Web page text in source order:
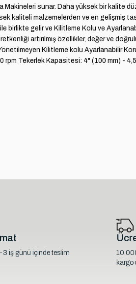
Makineleri sunar. Daha yüksek bir kalite
kaliteli malzemelerden ve en gelişmiş
birlikte gelir ve Kilitleme Kolu ve
artırılmış özellikler, değer ve
Kilitleme kolu Ayarlanabilir
rpm Tekerlek Kapasitesi: 4" (100 mm) -
3 iş günü içinde teslim
kargo